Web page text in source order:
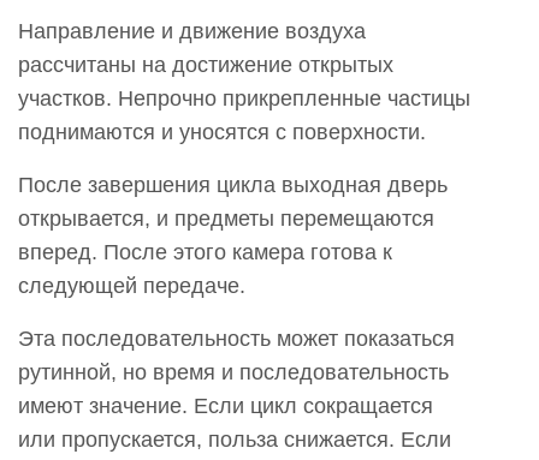
времени?
соблюдать
при
использовании
грузового
воздушного
Направление и движение воздуха
рассчитаны на достижение открытых
участков. Непрочно прикрепленные частицы
поднимаются и уносятся с поверхности.
После завершения цикла выходная дверь
открывается, и предметы перемещаются
вперед. После этого камера готова к
следующей передаче.
Эта последовательность может показаться
рутинной, но время и последовательность
имеют значение. Если цикл сокращается
или пропускается, польза снижается. Если